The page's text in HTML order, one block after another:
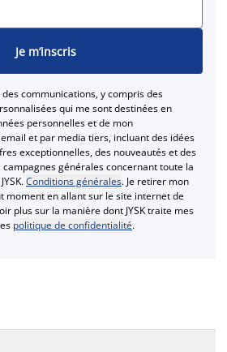
Je m’inscris
communications, y compris des
qui me sont destinées en
personnelles et de mon
et par media tiers, incluant des idées
exceptionnelles, des nouveautés et des
générales concernant toute la
Conditions générales. Je retirer mon
moment en allant sur le site internet de
plus sur la manière dont JYSK traite mes
politique de confidentialité.